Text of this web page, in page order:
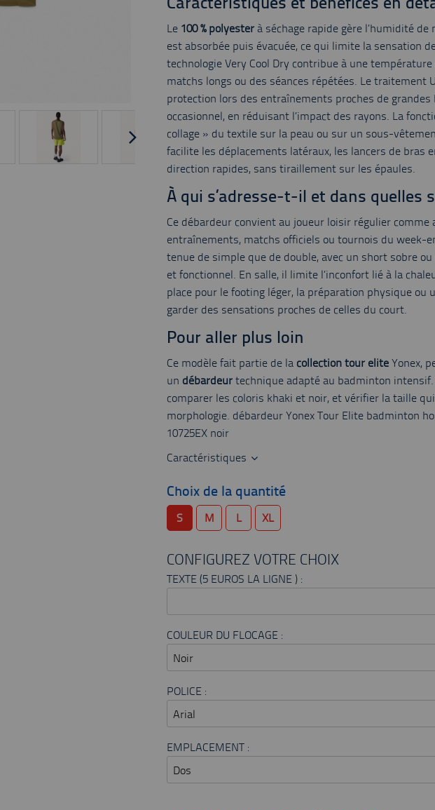
Le 100 % polyester à séchage rapide gère l’humidité
est absorbée puis évacuée, ce qui limite la sensation
technologie Very Cool Dry contribue à une
matchs longs ou des séances répétées. Le traitement
protection lors des entraînements proches de
occasionnel, en réduisant l’impact des rayons. La
collage » du textile sur la peau ou sur un sous-
facilite les déplacements latéraux, les lancers de bras
direction rapides, sans tiraillement sur les épaules.
À qui s’adresse-t-il et dans quelles
Ce débardeur convient au joueur loisir régulier
entraînements, matchs officiels ou tournois du week-
tenue de simple que de double, avec un short sobre
et fonctionnel. En salle, il limite l’inconfort lié à la
place pour le footing léger, la préparation physique ou
garder des sensations proches de celles du court.
Pour aller plus loin
Ce modèle fait partie de la collection tour elite Yonex,
un débardeur technique adapté au badminton
comparer les coloris khaki et noir, et vérifier la taille
morphologie. débardeur Yonex Tour Elite badminton
10725EX noir
Caractéristiques
Choix de la quantité
S M L XL
CONFIGUREZ VOTRE CHOIX
TEXTE (5 EUROS LA LIGNE ) :
COULEUR DU FLOCAGE :
POLICE :
EMPLACEMENT :